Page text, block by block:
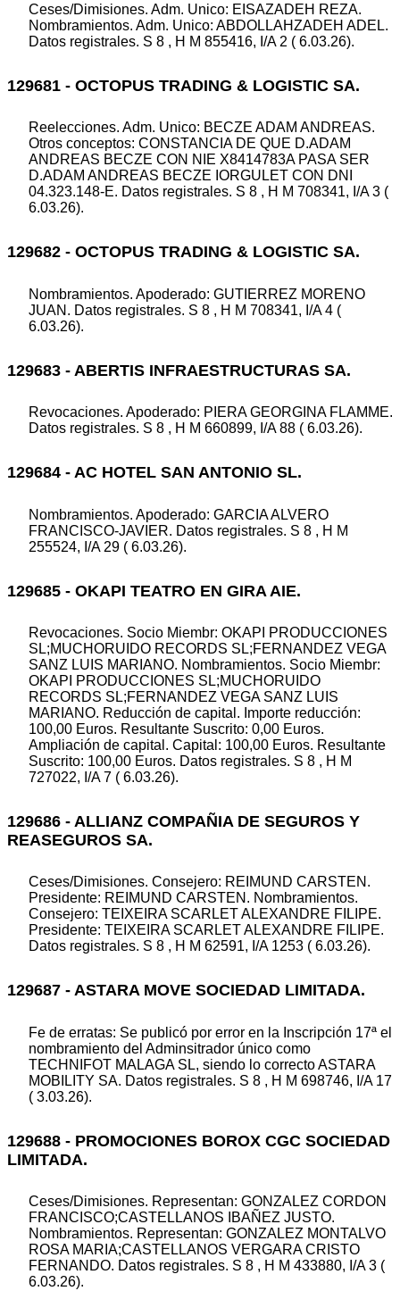
Ceses/Dimisiones. Adm. Unico: EISAZADEH REZA.
Nombramientos. Adm. Unico: ABDOLLAHZADEH ADEL.
Datos registrales. S 8 , H M 855416, I/A 2 ( 6.03.26).
129681 - OCTOPUS TRADING & LOGISTIC SA.
Reelecciones. Adm. Unico: BECZE ADAM ANDREAS.
Otros conceptos: CONSTANCIA DE QUE D.ADAM
ANDREAS BECZE CON NIE X8414783A PASA SER
D.ADAM ANDREAS BECZE IORGULET CON DNI
04.323.148-E. Datos registrales. S 8 , H M 708341, I/A 3 (
6.03.26).
129682 - OCTOPUS TRADING & LOGISTIC SA.
Nombramientos. Apoderado: GUTIERREZ MORENO
JUAN. Datos registrales. S 8 , H M 708341, I/A 4 (
6.03.26).
129683 - ABERTIS INFRAESTRUCTURAS SA.
Revocaciones. Apoderado: PIERA GEORGINA FLAMME.
Datos registrales. S 8 , H M 660899, I/A 88 ( 6.03.26).
129684 - AC HOTEL SAN ANTONIO SL.
Nombramientos. Apoderado: GARCIA ALVERO
FRANCISCO-JAVIER. Datos registrales. S 8 , H M
255524, I/A 29 ( 6.03.26).
129685 - OKAPI TEATRO EN GIRA AIE.
Revocaciones. Socio Miembr: OKAPI PRODUCCIONES
SL;MUCHORUIDO RECORDS SL;FERNANDEZ VEGA
SANZ LUIS MARIANO. Nombramientos. Socio Miembr:
OKAPI PRODUCCIONES SL;MUCHORUIDO
RECORDS SL;FERNANDEZ VEGA SANZ LUIS
MARIANO. Reducción de capital. Importe reducción:
100,00 Euros. Resultante Suscrito: 0,00 Euros.
Ampliación de capital. Capital: 100,00 Euros. Resultante
Suscrito: 100,00 Euros. Datos registrales. S 8 , H M
727022, I/A 7 ( 6.03.26).
129686 - ALLIANZ COMPAÑIA DE SEGUROS Y
REASEGUROS SA.
Ceses/Dimisiones. Consejero: REIMUND CARSTEN.
Presidente: REIMUND CARSTEN. Nombramientos.
Consejero: TEIXEIRA SCARLET ALEXANDRE FILIPE.
Presidente: TEIXEIRA SCARLET ALEXANDRE FILIPE.
Datos registrales. S 8 , H M 62591, I/A 1253 ( 6.03.26).
129687 - ASTARA MOVE SOCIEDAD LIMITADA.
Fe de erratas: Se publicó por error en la Inscripción 17ª el
nombramiento del Adminsitrador único como
TECHNIFOT MALAGA SL, siendo lo correcto ASTARA
MOBILITY SA. Datos registrales. S 8 , H M 698746, I/A 17
( 3.03.26).
129688 - PROMOCIONES BOROX CGC SOCIEDAD
LIMITADA.
Ceses/Dimisiones. Representan: GONZALEZ CORDON
FRANCISCO;CASTELLANOS IBAÑEZ JUSTO.
Nombramientos. Representan: GONZALEZ MONTALVO
ROSA MARIA;CASTELLANOS VERGARA CRISTO
FERNANDO. Datos registrales. S 8 , H M 433880, I/A 3 (
6.03.26).